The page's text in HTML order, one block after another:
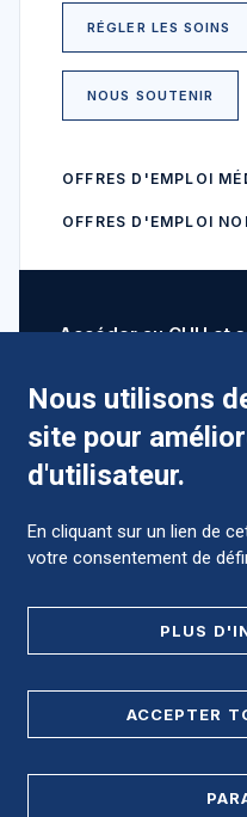
RÉGLER LES SOINS
NOUS SOUTENIR
OFFRES D'EMPLOI
OFFRES D'EMPLOI
Accéder au CHU et
Comment préparer
Nous utilisons
site pour
d'utilisateur.
En cliquant sur un lien de
votre consentement de
PLUS
ACCEPTER